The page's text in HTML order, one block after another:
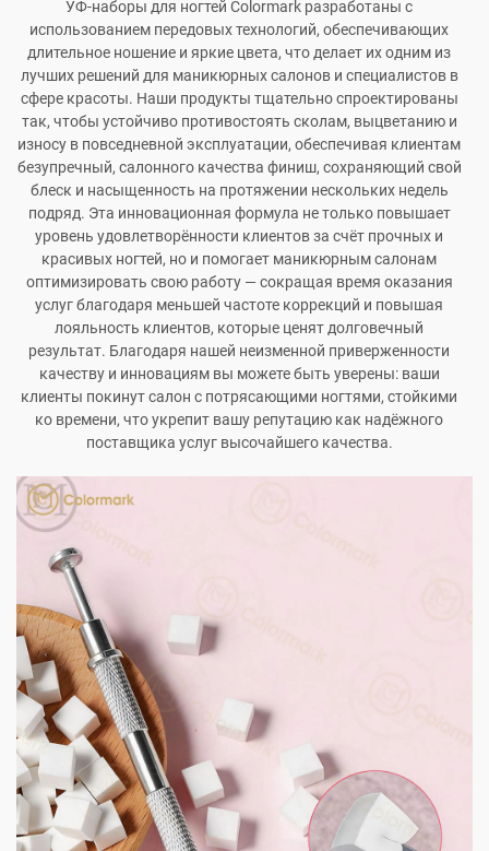
УФ-наборы для ногтей Colormark разработаны с
использованием передовых технологий, обеспечивающих
длительное ношение и яркие цвета, что делает их одним из
лучших решений для маникюрных салонов и специалистов в
сфере красоты. Наши продукты тщательно спроектированы
так, чтобы устойчиво противостоять сколам, выцветанию и
износу в повседневной эксплуатации, обеспечивая клиентам
безупречный, салонного качества финиш, сохраняющий свой
блеск и насыщенность на протяжении нескольких недель
подряд. Эта инновационная формула не только повышает
уровень удовлетворённости клиентов за счёт прочных и
красивых ногтей, но и помогает маникюрным салонам
оптимизировать свою работу — сокращая время оказания
услуг благодаря меньшей частоте коррекций и повышая
лояльность клиентов, которые ценят долговечный
результат. Благодаря нашей неизменной приверженности
качеству и инновациям вы можете быть уверены: ваши
клиенты покинут салон с потрясающими ногтями, стойкими
ко времени, что укрепит вашу репутацию как надёжного
поставщика услуг высочайшего качества.